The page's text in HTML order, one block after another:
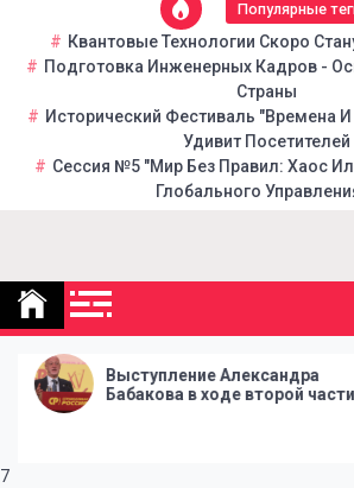
Популярные
Квантовые Технологии Скоро
Подготовка Инженерных Кадров -
Страны
Исторический Фестиваль "Времена
Удивит Посетителей
Сессия №5 "Мир Без Правил: Хаос
Глобального
Портал
политической
"Народная
Александра
ходе второй части XV
СПРАВЕДЛИВАЯ
В
часть
7